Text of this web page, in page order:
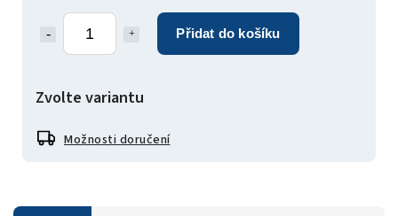
Přidat do košíku
Zvolte variantu
Možnosti doručení